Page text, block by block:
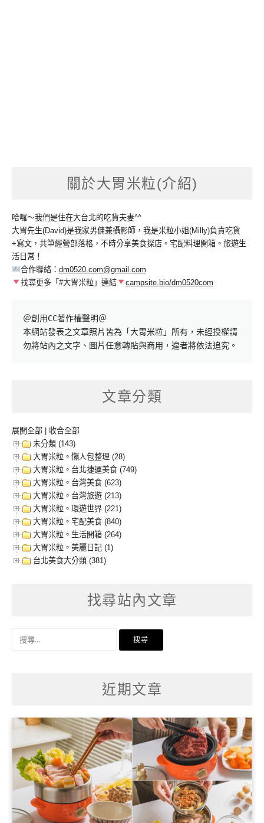
關於大胃米粒(介紹)
哈囉～我們是住在大台北的吃貨夫妻^^
大胃先生(David)是我家男傭兼攝影師，我是米粒小姐(Milly)負責吃貨
+寫文，共筆經營部落格，不時分享美食探店。宅配料理開箱。旅遊生
活日常！
合作聯絡： dm0520.com@gmail.com
找尋更多「#大胃米粒」連結
campsite.bio/dm0520com
＠創用CC著作權聲明＠
本網站發表之文章照片皆為「大胃米粒」所有，未經授權請
勿將站內之文字、圖片任意轉貼與商用，違者將依法追究。
文章分類
展開全部 | 收合全部
未分類 (143)
大胃米粒。懶人包整理 (28)
大胃米粒。台北捷運美食 (749)
大胃米粒。台灣美食 (623)
大胃米粒。台灣旅遊 (213)
大胃米粒。環遊世界 (221)
大胃米粒。宅配美食 (840)
大胃米粒。生活開箱 (264)
大胃米粒。美麗日記 (1)
台北美食大分類 (381)
找尋站內文章
近期文章